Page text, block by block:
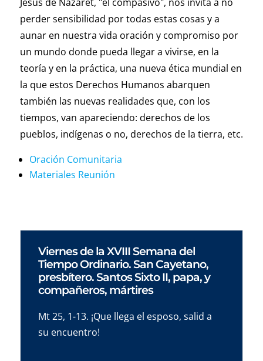
perder sensibilidad por todas estas cosas y a
aunar en nuestra vida oración y compromiso por
un mundo donde pueda llegar a vivirse, en la
teoría y en la práctica, una nueva ética mundial en
la que estos Derechos Humanos abarquen
también las nuevas realidades que, con los
tiempos, van apareciendo: derechos de los
pueblos, indígenas o no, derechos de la tierra, etc.
Oración Comunitaria
Materiales Reunión
Viernes de la XVIII Semana del
Tiempo Ordinario. San Cayetano,
presbítero. Santos Sixto II, papa, y
compañeros, mártires
Mt 25, 1-13. ¡Que llega el esposo, salid a
su encuentro!